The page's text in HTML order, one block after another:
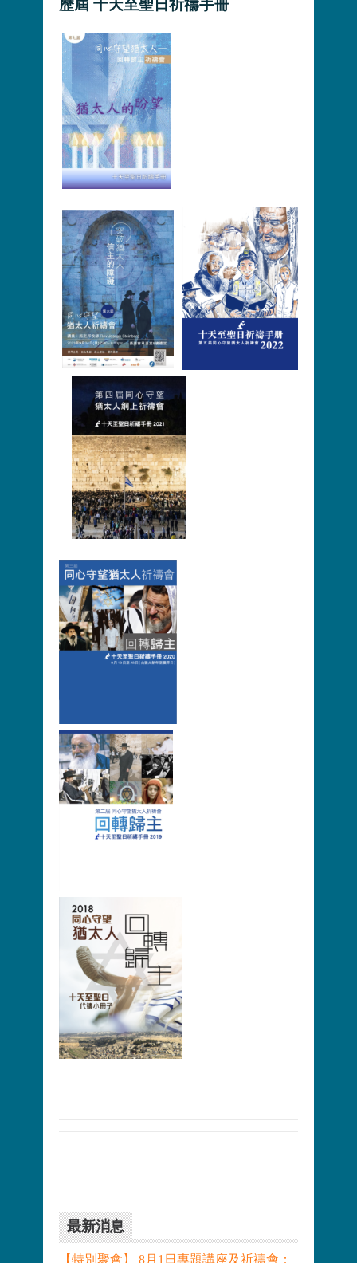
歷屆 十天至聖日祈禱手冊
最新消息
【特別聚會】 8月1日專題講座及祈禱會：